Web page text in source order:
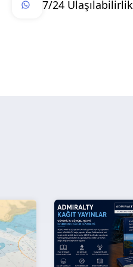
7/24 Ulaşılabilirlik